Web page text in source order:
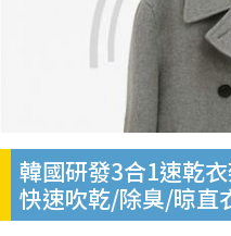
韓國研發3合1速乾
快速吹乾/除臭/晾直